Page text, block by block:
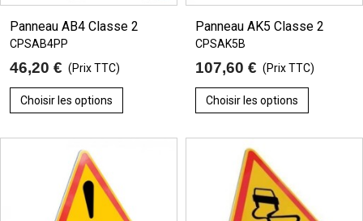
Panneau AB4 Classe 2
CPSAB4PP
46,20 € (Prix TTC)
Choisir les options
Panneau AK5 Classe 2
CPSAK5B
107,60 € (Prix TTC)
Choisir les options